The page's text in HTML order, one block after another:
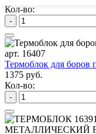
Кол-во:
-
арт. 16407
Термоблок для боров
1375 руб.
Кол-во:
-